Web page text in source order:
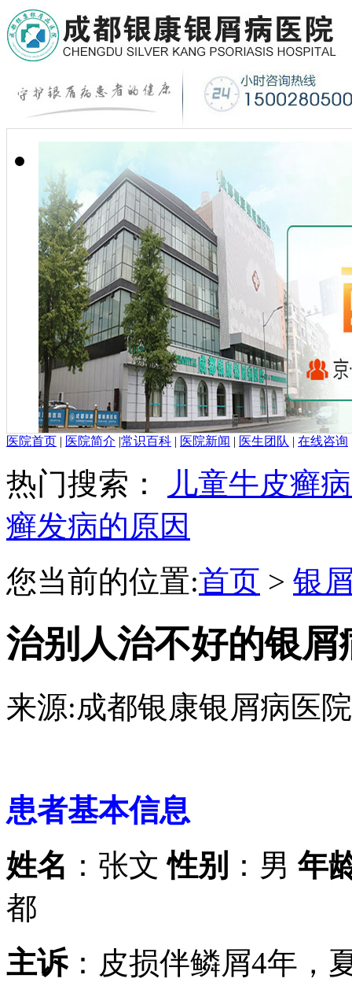
医院首页 | 医院简介 |常识百科 | 医院新闻 | 医生团队 | 在线咨询
热门搜索：
儿童牛皮癣
癣发病的原因
您当前的位置:首页 > 银
治别人治不好的银屑
来源:成都银康银屑病医
患者基本信息
姓名 ：张文性别 ：男 年
都
主诉：皮损伴鳞屑4年，